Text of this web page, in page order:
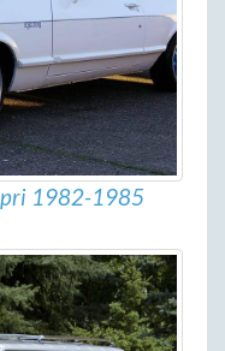
1982-1985